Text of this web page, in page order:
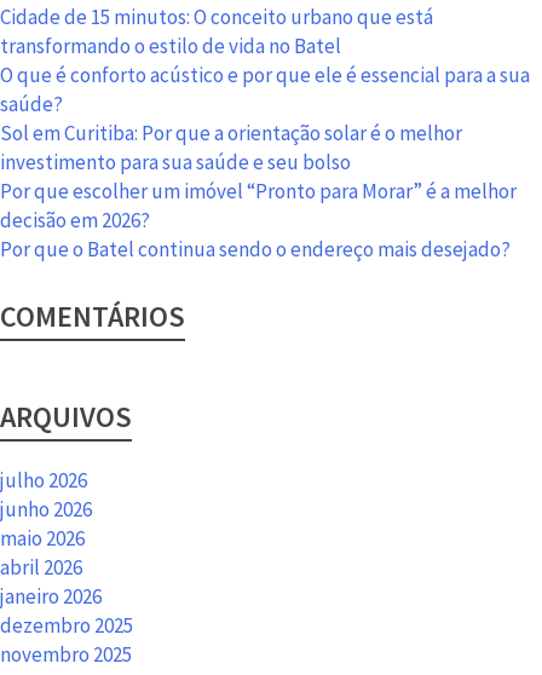
a
mais
para
seu
lar
Cidade de 15 minutos: O conceito urbano que está
transformando o estilo de vida no Batel
O que é conforto acústico e por que ele é essencial para a sua
saúde?
Sol em Curitiba: Por que a orientação solar é o melhor
investimento para sua saúde e seu bolso
Por que escolher um imóvel “Pronto para Morar” é a melhor
decisão em 2026?
Por que o Batel continua sendo o endereço mais desejado?
COMENTÁRIOS
ARQUIVOS
julho 2026
junho 2026
maio 2026
abril 2026
janeiro 2026
dezembro 2025
novembro 2025